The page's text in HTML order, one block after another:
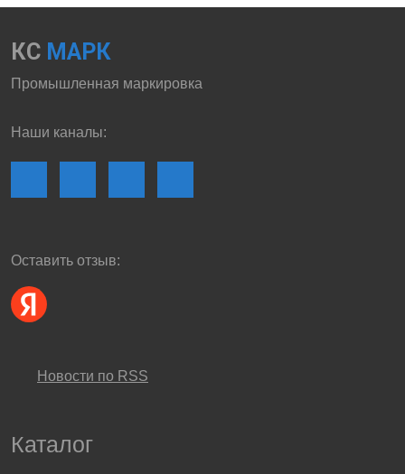
КС МАРК
Промышленная маркировка
Наши каналы:
Оставить отзыв:
Новости по RSS
Каталог